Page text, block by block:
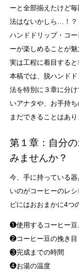
ーと全部揃えたけど
法はないかしら…！？
ハンドドリップ・コ
ーが楽しめることが
実は工程に着目すると
本稿では、脱ハンド
法を特別に３章に分
いアナタや、お手持
まだできることはあり
第１章：自分
みませんか？
今、手に持っている
いのがコーヒーのレ
ピにはおおまかに4つ
❶使用するコーヒー豆
❷コーヒー豆の挽き目
❸完成までの時間
❹お湯の温度